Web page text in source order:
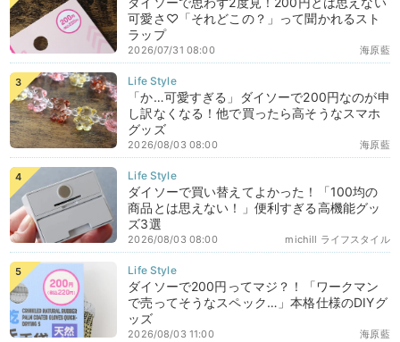
可愛さ♡「それどこの？」って聞かれるスト
ラップ
海原藍
2026/07/31 08:00
「か…可愛すぎる」ダイソーで200円なのが申
し訳なくなる！他で買ったら高そうなスマホ
グッズ
海原藍
2026/08/03 08:00
ダイソーで買い替えてよかった！「100均の
商品とは思えない！」便利すぎる高機能グッ
ズ3選
michill ライフスタイル
2026/08/03 08:00
ダイソーで200円ってマジ？！「ワークマン
で売ってそうなスペック…」本格仕様のDIYグ
ッズ
海原藍
2026/08/03 11:00